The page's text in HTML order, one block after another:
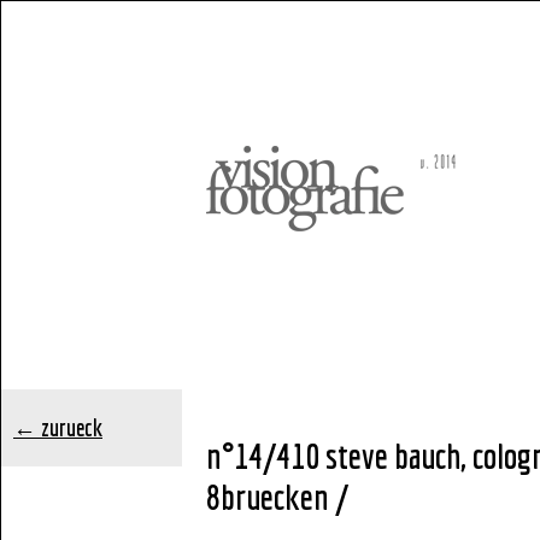
← zurueck
n°14/410 steve bauch,
8bruecken /